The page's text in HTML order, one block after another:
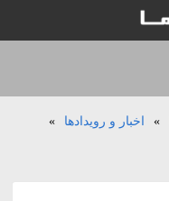
» اخبار و رویدادها »